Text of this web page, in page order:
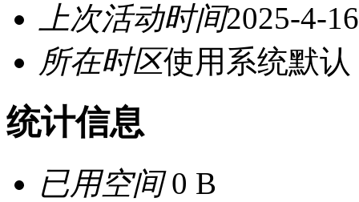
上次活动时间2025-4-
所在时区使用系统默认
统计信息
已用空间0 B